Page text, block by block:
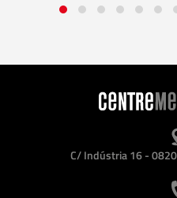
C/ Indústria 16 -